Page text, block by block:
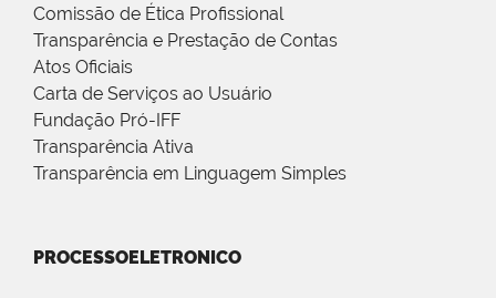
Comissão de Ética Profissional
Transparência e Prestação de Contas
Atos Oficiais
Carta de Serviços ao Usuário
Fundação Pró-IFF
Transparência Ativa
Transparência em Linguagem Simples
PROCESSOELETRONICO